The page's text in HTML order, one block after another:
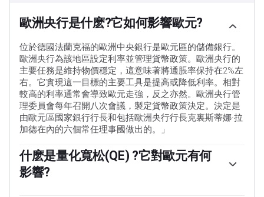
歐洲央行是什麽?它如何影響歐元?
位於德國法蘭克福的歐洲中央銀行是歐元區的儲備銀行。
歐洲央行為該地區設定利率並管理貨幣政策。歐洲央行的
主要任務是維持物價穩定，這意味著將通脹率保持在2%左
右。它實現這一目標的主要工具是提高或降低利率。相對
較高的利率通常會導致歐元走強，反之亦然。歐洲央行管
理委員會每年召開八次會議，製定貨幣政策決定。決定是
由歐元區國家銀行行長和包括歐洲央行行長克裏斯蒂娜·拉
加德在內的六個常任理事國做出的。」
什麽是量化寬松(QE) ?它對歐元有何
影響?